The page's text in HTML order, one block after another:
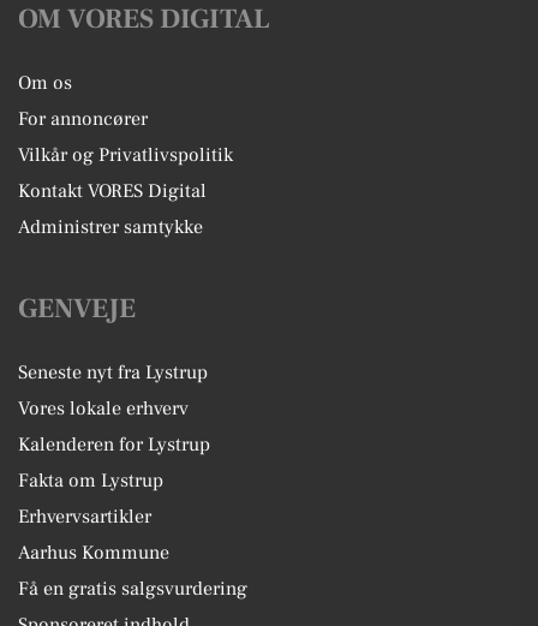
OM VORES DIGITAL
Om os
For annoncører
Vilkår og Privatlivspolitik
Kontakt VORES Digital
Administrer samtykke
GENVEJE
Seneste nyt fra Lystrup
Vores lokale erhverv
Kalenderen for Lystrup
Fakta om Lystrup
Erhvervsartikler
Aarhus Kommune
Få en gratis salgsvurdering